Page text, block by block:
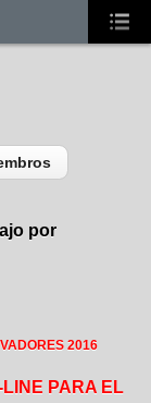
por
2016
LINE PARA EL